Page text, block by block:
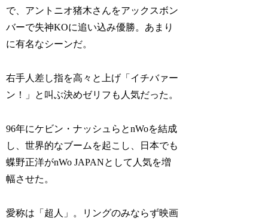
で、アントニオ猪木さんをアックスボン
バーで失神KOに追い込み優勝。あまり
に有名なシーンだ。
右手人差し指を高々と上げ「イチバァー
ン！」と叫ぶ決めゼリフも人気だった。
96年にケビン・ナッシュらとnWoを結成
し、世界的なブームを起こし、日本でも
蝶野正洋がnWo JAPANとして人気を増
幅させた。
愛称は「超人」。リングのみならず映画